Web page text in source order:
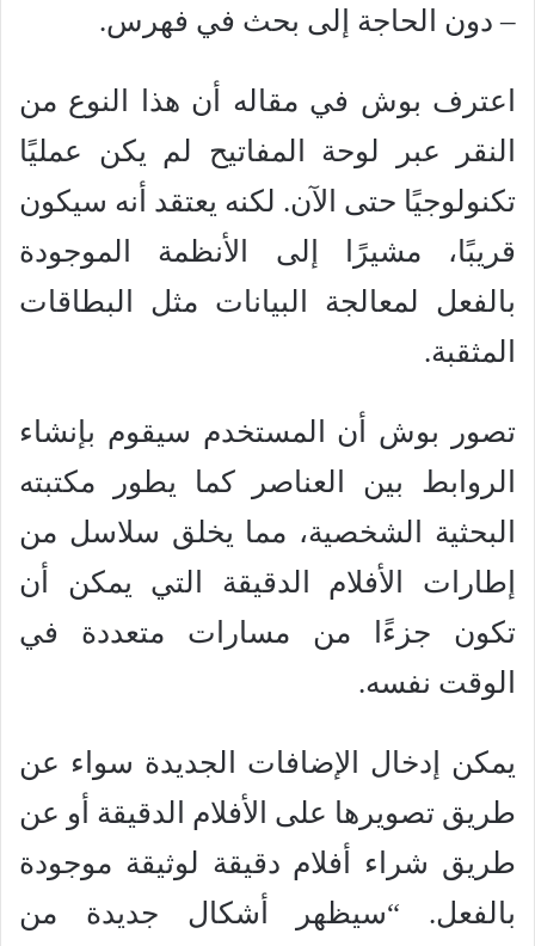
– دون الحاجة إلى بحث في فهرس.
اعترف بوش في مقاله أن هذا النوع من
النقر عبر لوحة المفاتيح لم يكن عمليًا
تكنولوجيًا حتى الآن. لكنه يعتقد أنه سيكون
قريبًا، مشيرًا إلى الأنظمة الموجودة
بالفعل لمعالجة البيانات مثل البطاقات
المثقبة.
تصور بوش أن المستخدم سيقوم بإنشاء
الروابط بين العناصر كما يطور مكتبته
البحثية الشخصية، مما يخلق سلاسل من
إطارات الأفلام الدقيقة التي يمكن أن
تكون جزءًا من مسارات متعددة في
الوقت نفسه.
يمكن إدخال الإضافات الجديدة سواء عن
طريق تصويرها على الأفلام الدقيقة أو عن
طريق شراء أفلام دقيقة لوثيقة موجودة
بالفعل. “سيظهر أشكال جديدة من